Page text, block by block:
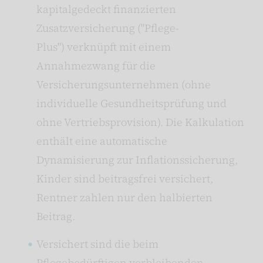
kapitalgedeckt finanzierten
Zusatzversicherung ("Pflege-
Plus") verknüpft mit einem
Annahmezwang für die
Versicherungsunternehmen (ohne
individuelle Gesundheitsprüfung und
ohne Vertriebsprovision). Die Kalkulation
enthält eine automatische
Dynamisierung zur Inflationssicherung,
Kinder sind beitragsfrei versichert,
Rentner zahlen nur den halbierten
Beitrag.
Versichert sind die beim